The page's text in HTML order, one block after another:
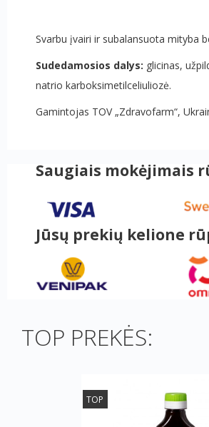
Svarbu įvairi ir subalansuota mityba
Sudedamosios dalys: glicinas,
natrio karboksimetilceliuliozė.
Gamintojas TOV „Zdravofarm“,
Saugiais mokėjimais
Jūsų prekių kelione
TOP PREKĖS:
TOP